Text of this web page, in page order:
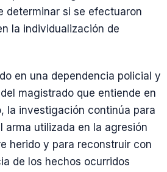
determinar si se efectuaron
la individualización de
en una dependencia policial y
magistrado que entiende en
la investigación continúa para
arma utilizada en la agresión
herido y para reconstruir con
de los hechos ocurridos